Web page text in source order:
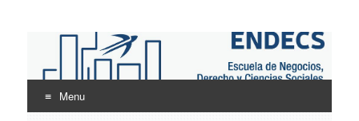
ENDECS
Escuela de Negocios Derecho y Ciencias Sociales
Menu